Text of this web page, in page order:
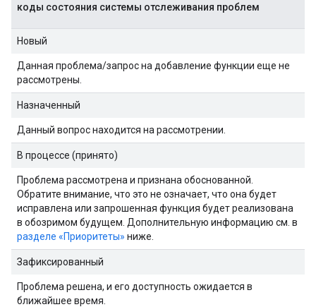
коды состояния системы отслеживания проблем
Новый
Данная проблема/запрос на добавление функции еще не
рассмотрены.
Назначенный
Данный вопрос находится на рассмотрении.
В процессе (принято)
Проблема рассмотрена и признана обоснованной.
Обратите внимание, что это не означает, что она будет
исправлена ​​или запрошенная функция будет реализована
в обозримом будущем. Дополнительную информацию см. в
разделе «Приоритеты» ниже.
Зафиксированный
Проблема решена, и его доступность ожидается в
ближайшее время.